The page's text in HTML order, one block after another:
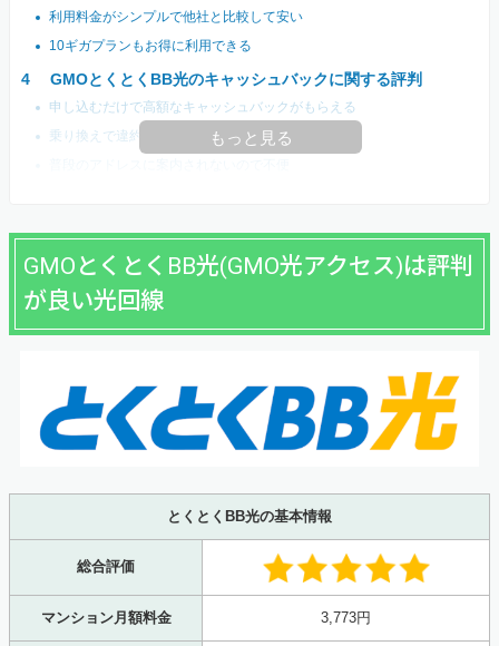
利用料金がシンプルで他社と比較して安い
10ギガプランもお得に利用できる
GMOとくとくBB光のキャッシュバックに関する評判
申し込むだけで高額なキャッシュバックがもらえる
乗り換えで違約金負担してくれるもっと見る
GMOとくとくBB光(GMO光アクセス)は評判
が良い光回線
とくとくBB光の基本情報
総合評価
マンション月額料金 3,773円